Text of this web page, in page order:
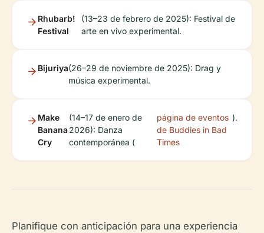
Rhubarb!
Festival
(13–23 de febrero de 2025): Festival de
arte en vivo experimental.
Bijuriya(26–29 de noviembre de 2025): Drag y
música experimental.
Make
Banana
Cry
(14–17 de enero de
2026): Danza
contemporánea (
página de eventos
de Buddies in Bad
Times
).
Planifique con anticipación para una experiencia